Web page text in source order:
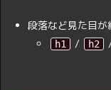
段落など見た目が
h1 / h2